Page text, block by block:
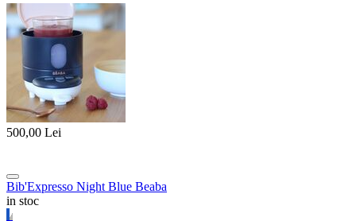
500,00 Lei
Bib'Expresso Night Blue Beaba
in stoc